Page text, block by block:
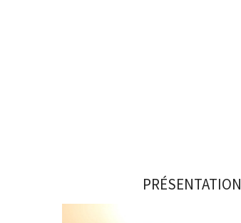
PRÉSENTATION